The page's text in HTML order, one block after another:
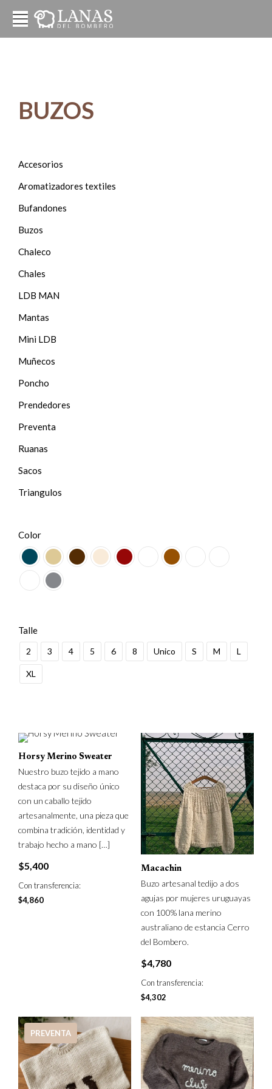
BUZOS
Accesorios
Aromatizadores textiles
Bufandones
Buzos
Chaleco
Chales
LDB MAN
Mantas
Mini LDB
Muñecos
Poncho
Prendedores
Preventa
Ruanas
Sacos
Triangulos
Color
Talle
2 3 4 5 6 8 Unico S M L
XL
Horsy Merino Sweater
Nuestro buzo tejido a mano
destaca por su diseño único
con un caballo tejido
artesanalmente, una pieza que
combina tradición, identidad y
trabajo hecho a mano […]
$5,400
Con transferencia:
$4,860
Macachin
Buzo artesanal tedijo a dos
agujas por mujeres uruguayas
con 100% lana merino
australiano de estancia Cerro
del Bombero.
$4,780
Con transferencia:
$4,302
PREVENTA